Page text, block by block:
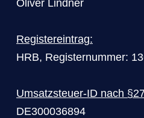
Oliver Lindner
Registereintrag:
HRB, Registernummer:
Umsatzsteuer-ID nach
DE300036894